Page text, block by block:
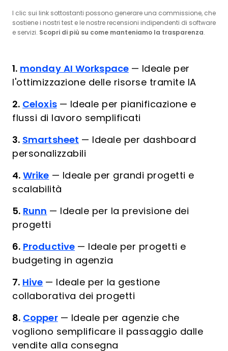
I clic sui link sottostanti possono generare una commissione, che
sostiene i nostri test e le nostre recensioni indipendenti di software
e servizi. Scopri di più su come manteniamo la trasparenza.
1. monday AI Workspace — Ideale per
l'ottimizzazione delle risorse tramite IA
2. Celoxis — Ideale per pianificazione e
flussi di lavoro semplificati
3. Smartsheet —
Ideale per dashboard
personalizzabili
4. Wrike — Ideale per grandi progetti e
scalabilità
5. Runn —
Ideale per la previsione dei
progetti
6. Productive —
Ideale per progetti e
budgeting in agenzia
7. Hive —
Ideale per la gestione
collaborativa dei progetti
8. Copper — Ideale per agenzie che
vogliono semplificare il passaggio dalle
vendite alla consegna